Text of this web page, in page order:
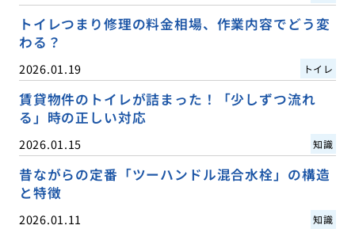
トイレつまり修理の料金相場、作業内容でどう変
わる？
2026.01.19 トイレ
賃貸物件のトイレが詰まった！「少しずつ流れ
る」時の正しい対応
2026.01.15 知識
昔ながらの定番「ツーハンドル混合水栓」の構造
と特徴
2026.01.11 知識